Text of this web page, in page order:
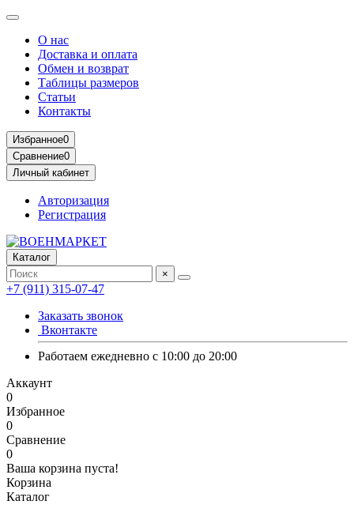
О нас
Доставка и оплата
Обмен и возврат
Таблицы размеров
Статьи
Контакты
Избранное0
Сравнение0
Личный кабинет
Авторизация
Регистрация
Каталог
×
+7 (911) 315-07-47
Заказать звонок
Вконтакте
Работаем ежедневно с 10:00 до 20:00
Аккаунт
0
Избранное
0
Сравнение
0
Ваша корзина пуста!
Корзина
Каталог